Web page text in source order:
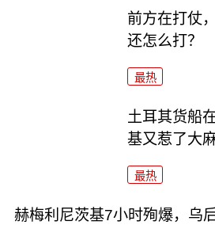
前方在打仗
还怎么打？
最热
土耳其货船
基又惹了大
最热
赫梅利尼茨基7小时殉爆，乌